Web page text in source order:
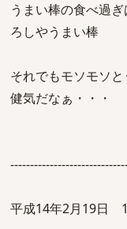
うまい棒の食べ過
ろしやうまい棒
それでもモソモソと
健気だなぁ・・・
平成14年2月19日